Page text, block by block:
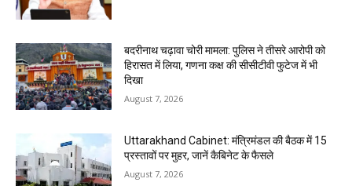
बदरीनाथ चढ़ावा चोरी मामला: पुलिस ने तीसरे आरोपी को
हिरासत में लिया, गणना कक्ष की सीसीटीवी फुटेज में भी
दिखा
August 7, 2026
Uttarakhand Cabinet: मंत्रिमंडल की बैठक में 15
प्रस्तावों पर मुहर, जानें कैबिनेट के फैसले
August 7, 2026